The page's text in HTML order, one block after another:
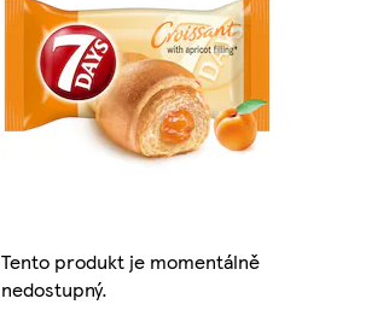
Tento produkt je momentálně
nedostupný.